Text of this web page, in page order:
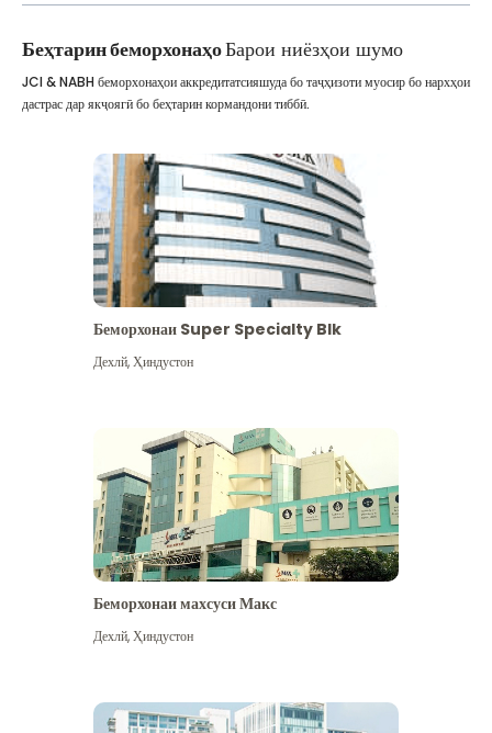
Беҳтарин беморхонаҳоБарои ниёзҳои шумо
JCI & NABH беморхонаҳои аккредитатсияшуда бо таҷҳизоти муосир бо нархҳои
дастрас дар якҷоягӣ бо беҳтарин кормандони тиббӣ.
Беморхонаи Super Specialty Blk
Дехлй,Ҳиндустон
Беморхонаи махсуси Макс
Дехлй,Ҳиндустон